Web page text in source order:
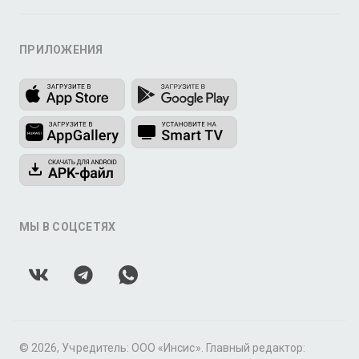
ПРИЛОЖЕНИЯ
МЫ В СОЦСЕТЯХ
© 2026, Учредитель: ООО «Инсис». Главный редактор: